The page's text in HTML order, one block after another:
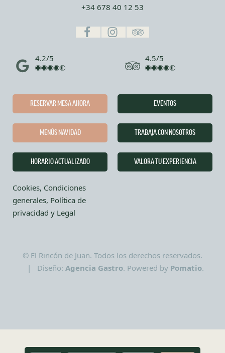
+34 678 40 12 53
4.2/5 4.5/5
RESERVAR MESA AHORA
MENÚS NAVIDAD
HORARIO ACTUALIZADO
Cookies, Condiciones
generales, Política de
privacidad y Legal
EVENTOS
TRABAJA CON NOSOTROS
VALORA TU EXPERIENCIA
© El Rincón de Juan. Todos los derechos reservados.
| Diseño: Agencia Gastro. Powered by Pomatio.